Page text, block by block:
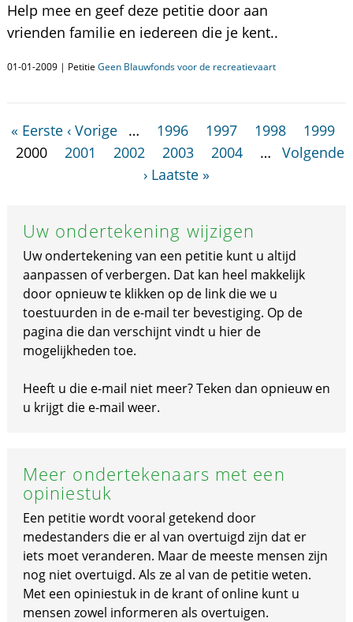
Help mee en geef deze petitie door aan
vrienden familie en iedereen die je kent..
01-01-2009 | Petitie Geen Blauwfonds voor de recreatievaart
« Eerste ‹ Vorige … 1996 1997 1998
1999
2000
2001 2002 2003 2004 …
Volgende
› Laatste »
Uw ondertekening wijzigen
Uw ondertekening van een petitie kunt u altijd
aanpassen of verbergen. Dat kan heel makkelijk
door opnieuw te klikken op de link die we u
toestuurden in de e-mail ter bevestiging. Op de
pagina die dan verschijnt vindt u hier de
mogelijkheden toe.
Heeft u die e-mail niet meer? Teken dan opnieuw en
u krijgt die e-mail weer.
Meer ondertekenaars met een
opiniestuk
Een petitie wordt vooral getekend door
medestanders die er al van overtuigd zijn dat er
iets moet veranderen. Maar de meeste mensen zijn
nog niet overtuigd. Als ze al van de petitie weten.
Met een opiniestuk in de krant of online kunt u
mensen zowel informeren als overtuigen.